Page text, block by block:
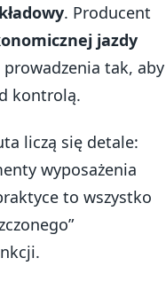
. Producent
jazdy
tak, aby
kontrolą.
liczą się detale:
wyposażenia
to wszystko